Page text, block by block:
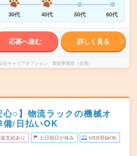
30代 40代 50代 60代
応募へ進む 詳しく見る
合キャリアオプション 製造事業部（全国）
心○】物流ラックの機械オ
備/日払いOK
支給あり 土日祝日が休み WEB登録OK